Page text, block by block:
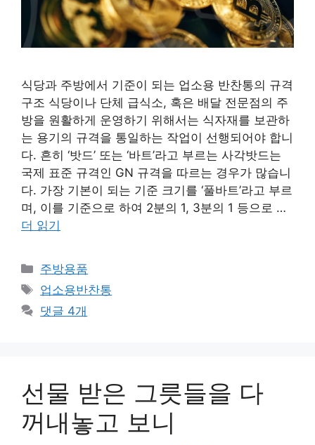
식당과 주방에서 기준이 되는 업소용 반찬통의 규격
구조 식당이나 단체 급식소, 혹은 배달 전문점의 주
방을 원활하게 운영하기 위해서는 식자재를 보관하
는 용기의 규격을 통일하는 작업이 선행되어야 합니
다. 흔히 ‘밧드’ 또는 ‘바트’라고 부르는 사각밧드는
국제 표준 규격인 GN 규격을 따르는 경우가 많습니
다. 가장 기본이 되는 기준 크기를 ‘풀바트’라고 부르
며, 이를 기준으로 하여 2분의 1, 3분의 1 등으로 …
더 읽기
카
테
고
리
주방용품
태
그
업소용반찬통
댓글 4개
선물 받은 그릇들을 다
꺼내놓고 보니